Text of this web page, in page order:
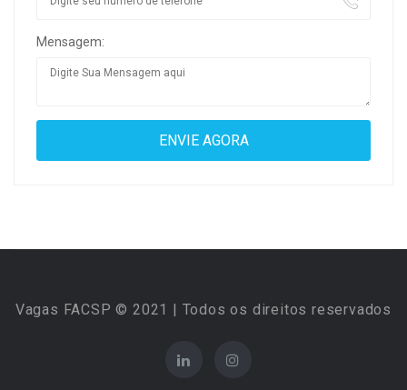
Mensagem:
Vagas FACSP © 2021 | Todos os direitos reservados